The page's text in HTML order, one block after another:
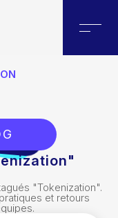
"Tokenization".
et retours